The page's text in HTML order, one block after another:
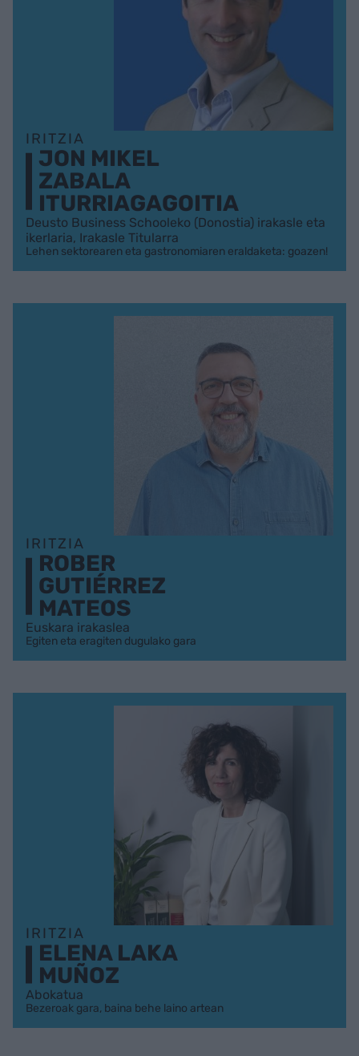
IRITZIA
JON MIKEL
ZABALA
ITURRIAGAGOITIA
Deusto Business Schooleko (Donostia) irakasle eta
ikerlaria, Irakasle Titularra
Lehen sektorearen eta gastronomiaren eraldaketa: goazen!
IRITZIA
ROBER
GUTIÉRREZ
MATEOS
Euskara irakaslea
Egiten eta eragiten dugulako gara
IRITZIA
ELENA LAKA
MUÑOZ
Abokatua
Bezeroak gara, baina behe laino artean